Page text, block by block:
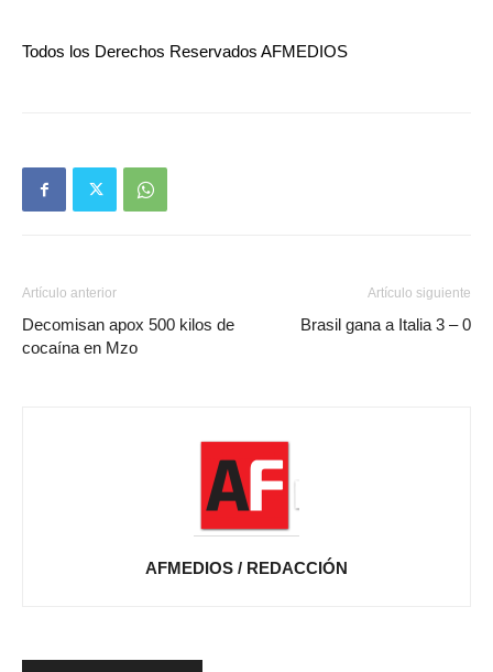
Todos los Derechos Reservados AFMEDIOS
Artículo anterior
Decomisan apox 500 kilos de
cocaína en Mzo
Artículo siguiente
Brasil gana a Italia 3 – 0
AFMEDIOS / REDACCIÓN